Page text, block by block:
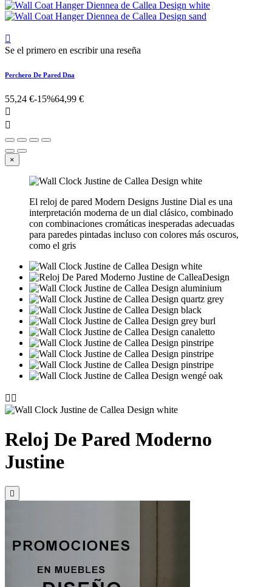

Se el primero en escribir una reseña
Perchero De Pared Dna
55,24 €-15%64,99 €


×
El reloj de pared Modern Designs Justine Dial es una
interpretación moderna de un dial clásico, combinado
con combinaciones cromáticas inesperadas adecuadas
para paredes pintadas incluso con colores más oscuros,
como el gris
 
Reloj De Pared Moderno
Justine
